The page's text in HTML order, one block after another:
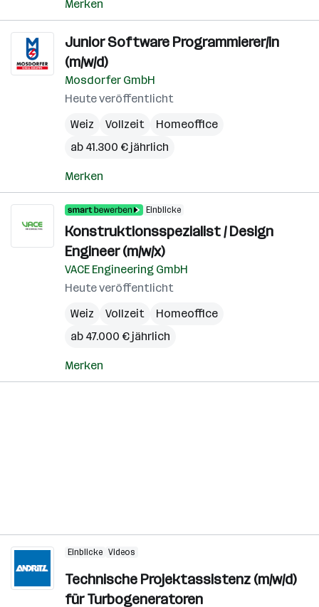
Merken
Junior Software Programmierer/in
(m/w/d)
Mosdorfer GmbH
Heute veröffentlicht
Weiz
Vollzeit
Homeoffice
ab 41.300 € jährlich
Merken
Einblicke
Konstruktionsspezialist / Design
Engineer (m/w/x)
VACE Engineering GmbH
Heute veröffentlicht
Weiz
Vollzeit
Homeoffice
ab 47.000 € jährlich
Merken
Einblicke Videos
Technische Projektassistenz (m/w/d)
für Turbogeneratoren